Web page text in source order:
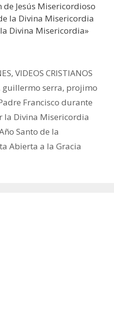
de Jesús Misericordioso
la Divina Misericordia
Divina Misericordia»
,VIDEOS CRISTIANOS
guillermo serra, projimo
Francisco durante
la Divina Misericordia
Santo de la
Abierta a la Gracia